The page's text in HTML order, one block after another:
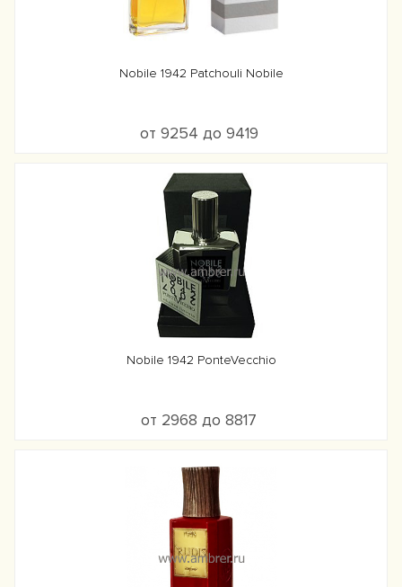
Nobile 1942 Patchouli Nobile
от 9254 до 9419
Nobile 1942 PonteVecchio
от 2968 до 8817